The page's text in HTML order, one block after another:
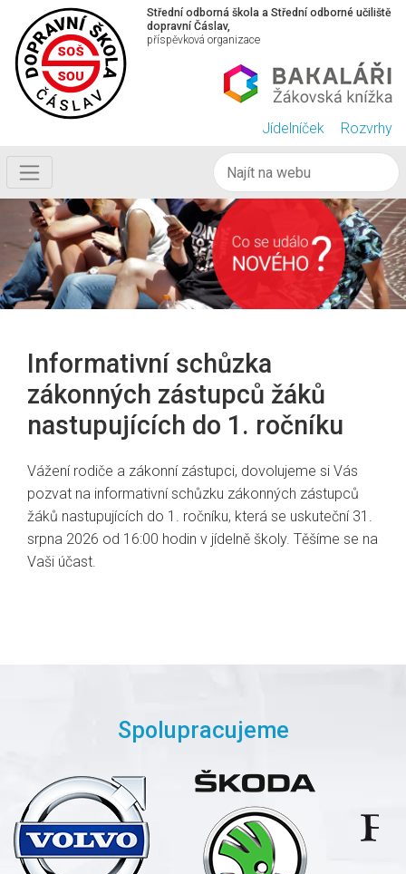
Střední odborná škola a Střední odborné učiliště
dopravní Čáslav,
příspěvková organizace
Jídelníček Rozvrhy
Informativní schůzka
zákonných zástupců žáků
nastupujících do 1. ročníku
Vážení rodiče a zákonní zástupci, dovolujeme si Vás
pozvat na informativní schůzku zákonných zástupců
žáků nastupujících do 1. ročníku, která se uskuteční 31.
srpna 2026 od 16:00 hodin v jídelně školy. Těšíme se na
Vaši účast.
Spolupracujeme